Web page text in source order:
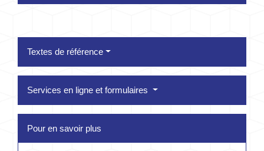
Textes de référence
Services en ligne et formulaires
Pour en savoir plus